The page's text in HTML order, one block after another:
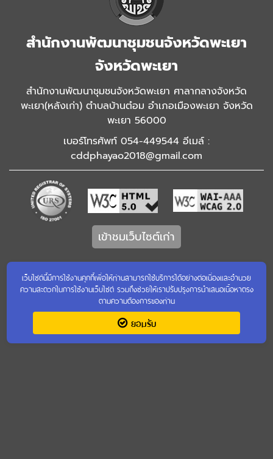
สำนักงานพัฒนาชุมชนจังหวัดพะเยา
จังหวัดพะเยา
สำนักงานพัฒนาชุมชนจังหวัดพะเยา ศาลากลางจังหวัด
พะเยา(หลังเก่า) ตำบลบ้านต๋อม อำเภอเมืองพะเยา จังหวัด
พะเยา 56000
เบอร์โทรศัพท์ 054-449544 อีเมล์ :
cddphayao2018@gmail.com
เข้าชมเว็บไซต์เก่า
เว็บไซต์นี้มีการใช้งานคุกกี้เพื่อให้ท่านสามารถใช้บริการได้อย่างต่อเนื่องและอำนวย
ความสะดวกในการใช้งานเว็บไซต์ รวมถึงช่วยให้เราปรับปรุงการนำเสนอเนื้อหาตรง
ตามความต้องการของท่าน
ยอมรับ